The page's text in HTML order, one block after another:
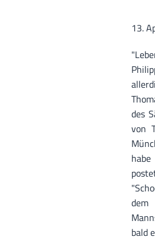
13.
des
von
dem
bald